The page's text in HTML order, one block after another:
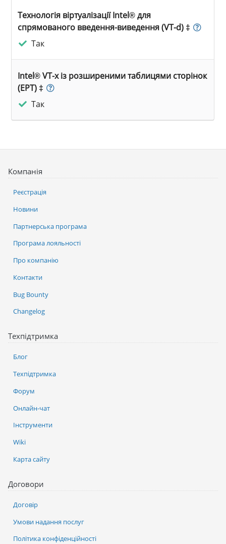
Технологія віртуалізації Intel® для
спрямованого введення-виведення (VT-d) ‡
Так
Intel® VT-x із розширеними таблицями сторінок
(EPT) ‡
Так
Компанія
Реєстрація
Новини
Партнерська програма
Програма лояльності
Про компанію
Контакти
Bug Bounty
Changelog
Техпідтримка
Блог
Техпідтримка
Форум
Онлайн-чат
Інструменти
Wiki
Карта сайту
Договори
Договір
Умови надання послуг
Політика конфіденційності